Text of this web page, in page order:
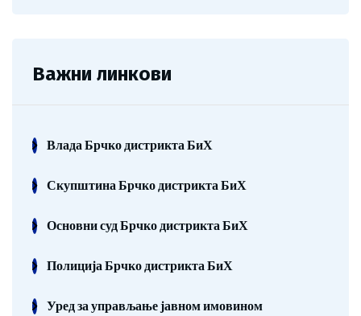
Важни линкови
Влада Брчко дистрикта БиХ
Скупштина Брчко дистрикта БиХ
Основни суд Брчко дистрикта БиХ
Полиција Брчко дистрикта БиХ
Уред за управљање јавном имовином